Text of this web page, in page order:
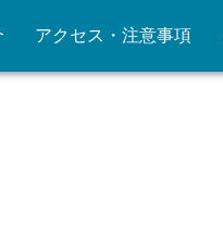
アクセス・注意事項